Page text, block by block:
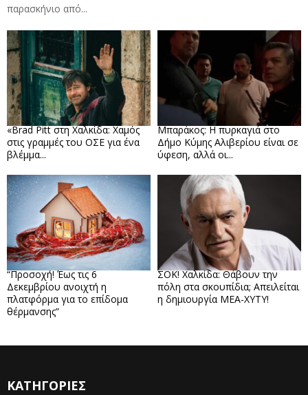
παρασκήνιο από...
«Brad Pitt στη Χαλκίδα: Χαμός
στις γραμμές του ΟΣΕ για ένα
βλέμμα...
Μπαράκος: Η πυρκαγιά στο
Δήμο Κύμης Αλιβερίου είναι σε
ύφεση, αλλά οι...
“Προσοχή! Έως τις 6
Δεκεμβρίου ανοιχτή η
πλατφόρμα για το επίδομα
θέρμανσης”
ΣΟΚ! Χαλκίδα: Θάβουν την
πόλη στα σκουπίδια; Απειλείται
η δημιουργία ΜΕΑ-ΧΥΤΥ!
ΚΑΤΗΓΟΡΙΕΣ